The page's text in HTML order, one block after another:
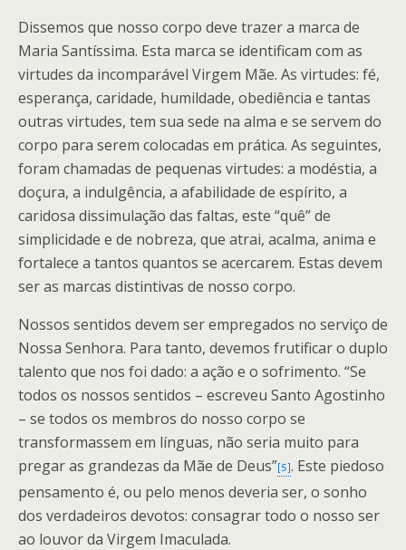
Dissemos que nosso corpo deve trazer a marca de
Maria Santíssima. Esta marca se identificam com as
virtudes da incomparável Virgem Mãe. As virtudes: fé,
esperança, caridade, humildade, obediência e tantas
outras virtudes, tem sua sede na alma e se servem do
corpo para serem colocadas em prática. As seguintes,
foram chamadas de pequenas virtudes: a modéstia, a
doçura, a indulgência, a afabilidade de espírito, a
caridosa dissimulação das faltas, este “quê” de
simplicidade e de nobreza, que atrai, acalma, anima e
fortalece a tantos quantos se acercarem. Estas devem
ser as marcas distintivas de nosso corpo.
Nossos sentidos devem ser empregados no serviço de
Nossa Senhora. Para tanto, devemos frutificar o duplo
talento que nos foi dado: a ação e o sofrimento. “Se
todos os nossos sentidos – escreveu Santo Agostinho
– se todos os membros do nosso corpo se
transformassem em línguas, não seria muito para
pregar as grandezas da Mãe de Deus”[5]. Este piedoso
pensamento é, ou pelo menos deveria ser, o sonho
dos verdadeiros devotos: consagrar todo o nosso ser
ao louvor da Virgem Imaculada.